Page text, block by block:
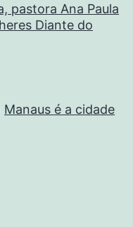
pastora Ana Paula
Diante do
Manaus é a cidade